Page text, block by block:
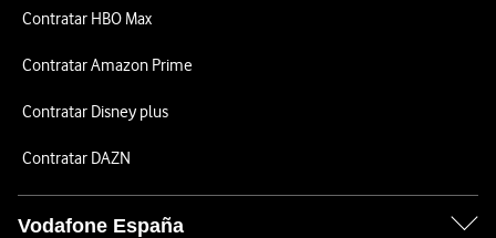
Contratar HBO Max
Contratar Amazon Prime
Contratar Disney plus
Contratar DAZN
Vodafone España